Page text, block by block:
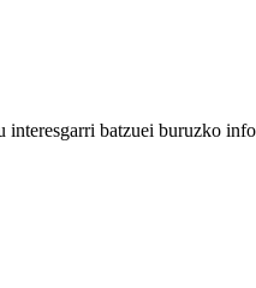
interesgarri batzuei buruzko